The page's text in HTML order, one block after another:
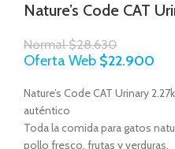
Nature’s Code CAT
Normal$28.630
Oferta Web $22.900
Nature’s Code CAT Urinary
auténtico
Toda la comida para gatos
pollo fresco, frutas y verduras.